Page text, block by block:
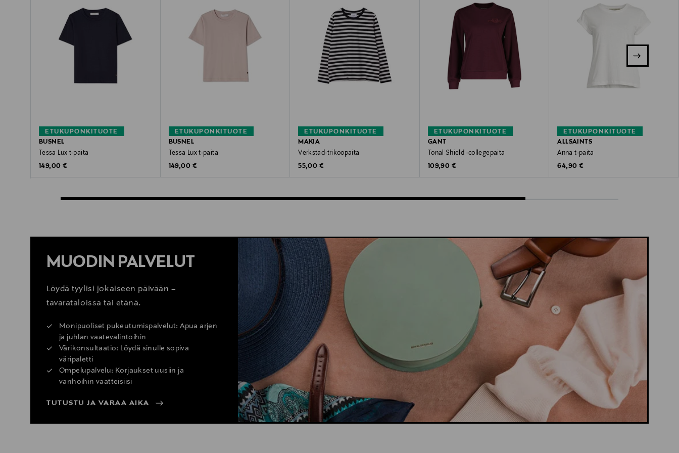
ETUKUPONKITUOTE
BUSNEL
Tessa Lux t-paita
Original Price
149,00 €
ETUKUPONKITUOTE
BUSNEL
Tessa Lux t-paita
Original Price
149,00 €
ETUKUPONKITUOTE
MAKIA
Verkstad-trikoopaita
Original Price
55,00 €
ETUKUPONKITUOTE
GANT
Tonal Shield -collegepaita
Original Price
109,90 €
ETUKUPONKITUOTE
ALLSAINTS
Anna t-paita
Original Price
64,90 €
MUODIN PALVELUT
Löydä tyylisi jokaiseen päivään –
tavarataloissa tai etänä.
Monipuoliset pukeutumispalvelut: Apua arjen
ja juhlan vaatevalintoihin
Värikonsultaatio: Löydä sinulle sopiva
väripaletti
Ompelupalvelu: Korjaukset uusiin ja
vanhoihin vaatteisiisi
TUTUSTU JA VARAA AIKA